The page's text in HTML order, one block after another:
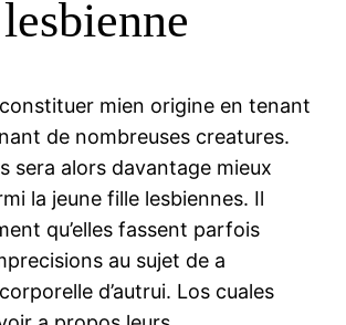
mien origine en tenant
de nombreuses creatures.
sera alors davantage mieux
la jeune fille lesbiennes. Il
qu’elles fassent parfois
au sujet de a
d’autrui. Los cuales